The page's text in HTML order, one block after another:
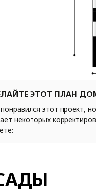
ЭТОТ ПЛАН
этот проект,
некоторых